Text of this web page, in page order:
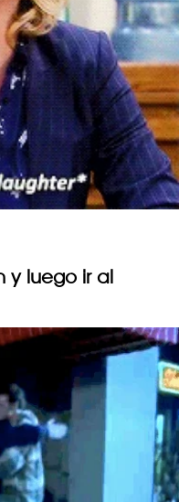
y luego ir al